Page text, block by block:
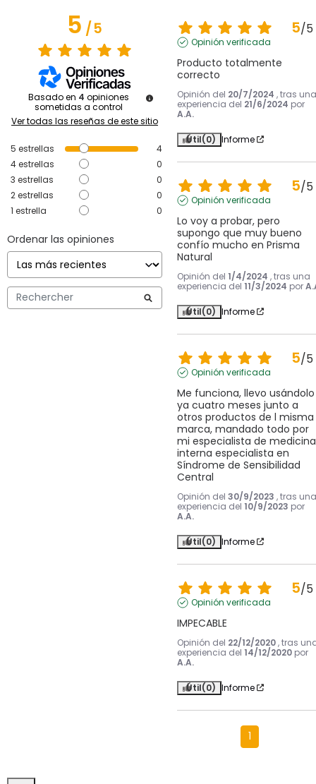
5/5
Basado en 4 opiniones
sometidas a control
Ver todas las reseñas de este sitio
5 estrellas
4
4estrellas
0
3 estrellas
0
2estrellas
0
1 estrella 0
Ordenar las opiniones
5/5
Opinión verificada
Producto totalmente
correcto
Opinión del 20/7/2024 , tras una
experiencia del 21/6/2024 por
A.A.
Útil(0) Informe
5/5
Opinión verificada
Lo voy a probar, pero
supongo que muy bueno
confío mucho en Prisma
Natural
Opinión del 1/4/2024 , tras una
experiencia del 11/3/2024 por
Útil(0) Informe
5/5
Opinión verificada
Me funciona, llevo usándolo
ya cuatro meses junto a
otros productos de l misma
marca, mandado todo por
mi especialista de medicina
interna especialista en
Síndrome de Sensibilidad
Central
Opinión del 30/9/2023 , tras una
experiencia del 10/9/2023 por
A.A.
Útil(0) Informe
5/5
Opinión verificada
IMPECABLE
Opinión del 22/12/2020 , tras
experiencia del 14/12/2020 por
A.A.
Útil(0) Informe
1